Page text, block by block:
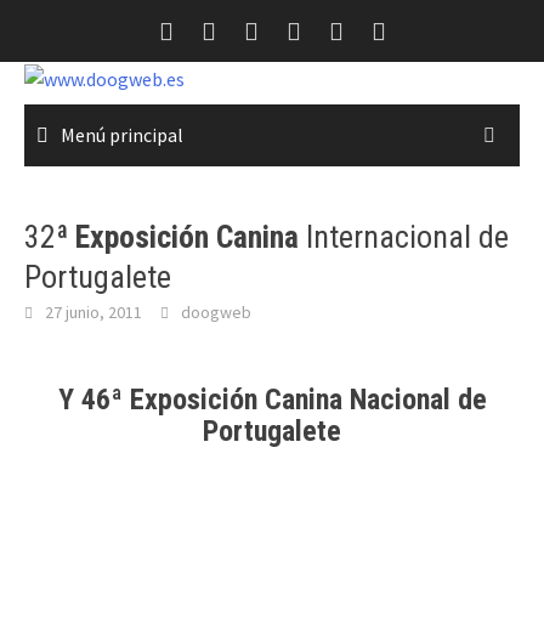
contenido
Menú principal
32ª Exposición Canina Internacional de
Portugalete
27 junio, 2011 doogweb
Y 46ª Exposición CaninaNacional de
Portugalete